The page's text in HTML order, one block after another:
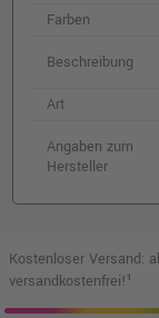
Farben
Beschreibung
Art
Angaben zum
Hersteller
Kostenloser Versand:
versandkostenfrei!¹